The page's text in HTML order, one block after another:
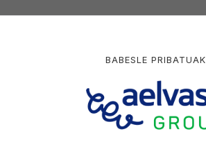
BABESLE PRIBATUAK